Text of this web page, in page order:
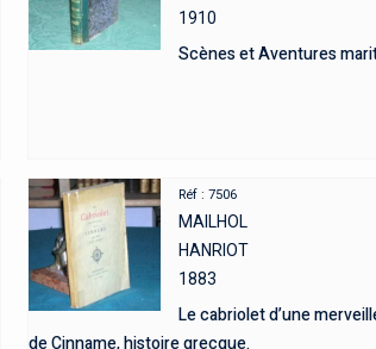
1910
Scènes et Aventures
Réf : 7506
MAILHOL
HANRIOT
1883
Le cabriolet d’une
de Cinname, histoire grecque.